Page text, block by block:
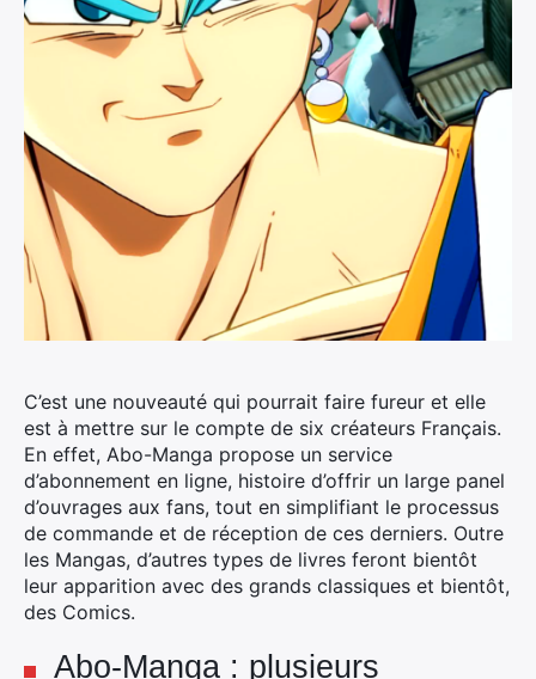
C’est une nouveauté qui pourrait faire fureur et elle
est à mettre sur le compte de six créateurs Français.
En effet, Abo-Manga propose un service
d’abonnement en ligne, histoire d’offrir un large panel
d’ouvrages aux fans, tout en simplifiant le processus
de commande et de réception de ces derniers. Outre
les Mangas, d’autres types de livres feront bientôt
leur apparition avec des grands classiques et bientôt,
des Comics.
Abo-Manga : plusieurs